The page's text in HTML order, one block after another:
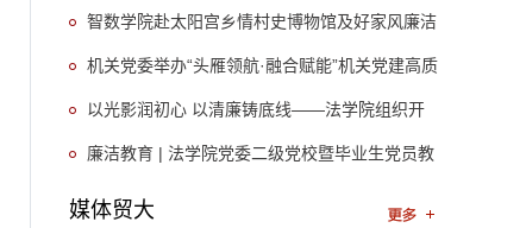
沉浸式主题党日活动
智数学院赴太阳宫乡情村史博物馆及好家风廉洁
文化园开展廉洁教育活动
机关党委举办“头雁领航·融合赋能”机关党建高质
量发展论坛
以光影润初心 以清廉铸底线——法学院组织开
展廉洁文化教育学习活动
廉洁教育 | 法学院党委二级党校暨毕业生党员教
育顺利举行
媒体贸大